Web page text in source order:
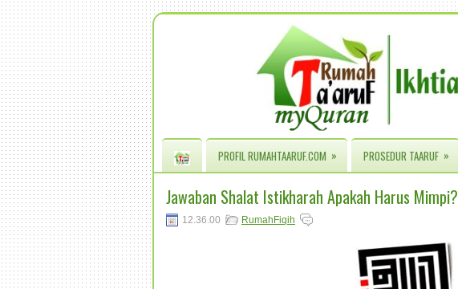
PROFIL RUMAHTAARUF.COM » PROSEDUR TAARUF »
Jawaban Shalat Istikharah Apakah Harus Mimpi?
12.36.00 RumahFiqih